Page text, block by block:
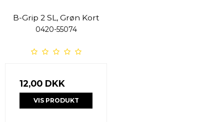
B-Grip 2 SL, Grøn Kort
0420-55074
12,00 DKK
VIS PRODUKT